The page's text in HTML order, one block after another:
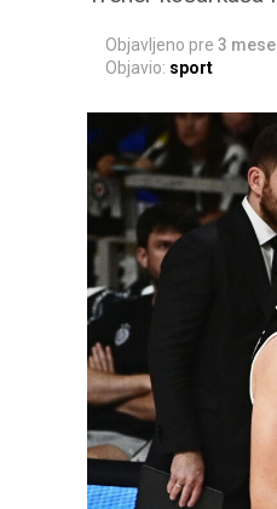
Objavljeno pre 3
Objavio: sport